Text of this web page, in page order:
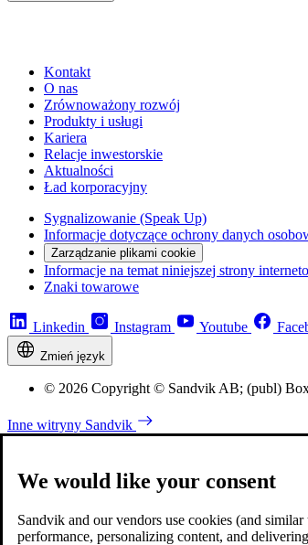
Kontakt
O nas
Zrównoważony rozwój
Produkty i usługi
Kariera
Relacje inwestorskie
Aktualności
Ład korporacyjny
Sygnalizowanie (Speak Up)
Informacje dotyczące ochrony danych
Zarządzanie plikami cookie
Informacje na temat niniejszej strony
Znaki towarowe
Linkedin Instagram Youtube
Zmień język
© 2026 Copyright © Sandvik AB; (publ)
Inne witryny Sandvik
We would like your consent
Sandvik and our vendors use cookies (and
performance, personalizing content, and